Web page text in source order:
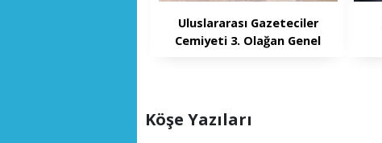
Uluslararası Gazeteciler
Cemiyeti 3. Olağan Genel
Köşe Yazıları